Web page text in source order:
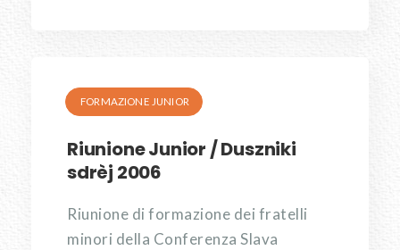
FORMAZIONE JUNIOR
Riunione Junior / Duszniki
sdrèj 2006
Riunione di formazione dei fratelli
minori della Conferenza Slava